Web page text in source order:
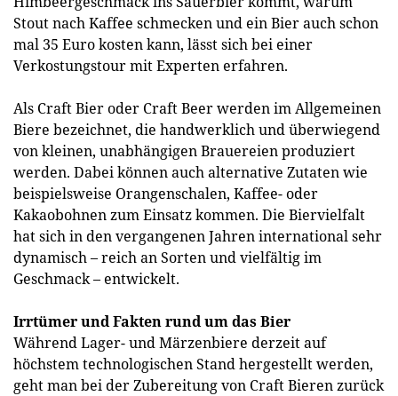
Stout nach Kaffee schmecken und ein Bier auch schon
mal 35 Euro kosten kann, lässt sich bei einer
Verkostungstour mit Experten erfahren.
Als Craft Bier oder Craft Beer werden im Allgemeinen
Biere bezeichnet, die handwerklich und überwiegend
von kleinen, unabhängigen Brauereien produziert
werden. Dabei können auch alternative Zutaten wie
beispielsweise Orangenschalen, Kaffee- oder
Kakaobohnen zum Einsatz kommen. Die Biervielfalt
hat sich in den vergangenen Jahren international sehr
dynamisch – reich an Sorten und vielfältig im
Geschmack – entwickelt.
Irrtümer und Fakten rund um das Bier
Während Lager- und Märzenbiere derzeit auf
höchstem technologischen Stand hergestellt werden,
geht man bei der Zubereitung von Craft Bieren zurück